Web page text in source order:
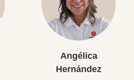
Angélica
Hernández